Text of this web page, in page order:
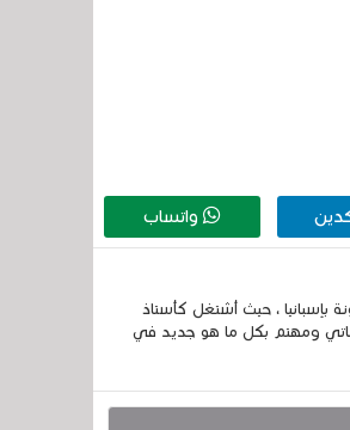
واتساب
، أعيش وأعمل في برشلونة بإسبانيا ، حيث أشتغل كأستاذ
ومهتم بكل ما هو جديد في